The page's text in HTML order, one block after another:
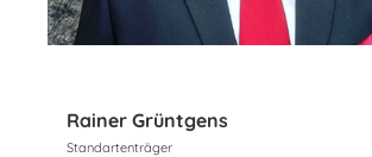
Rainer Grüntgens
Standartenträger